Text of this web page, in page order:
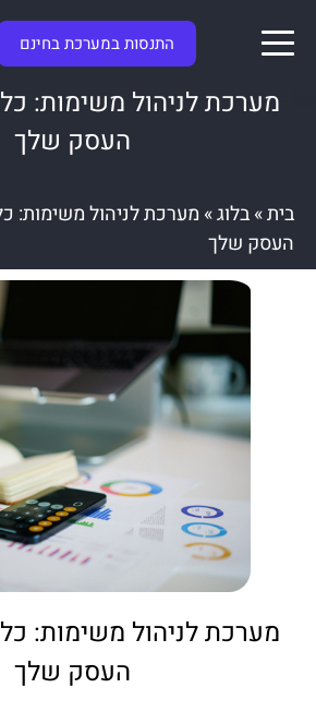
התנסות במערכת בחינם
מערכת לניהול משימות: כלי
העסק שלך
בית»בלוג» מערכת לניהול משימות:
העסק שלך
מערכת לניהול משימות: כלי
העסק שלך